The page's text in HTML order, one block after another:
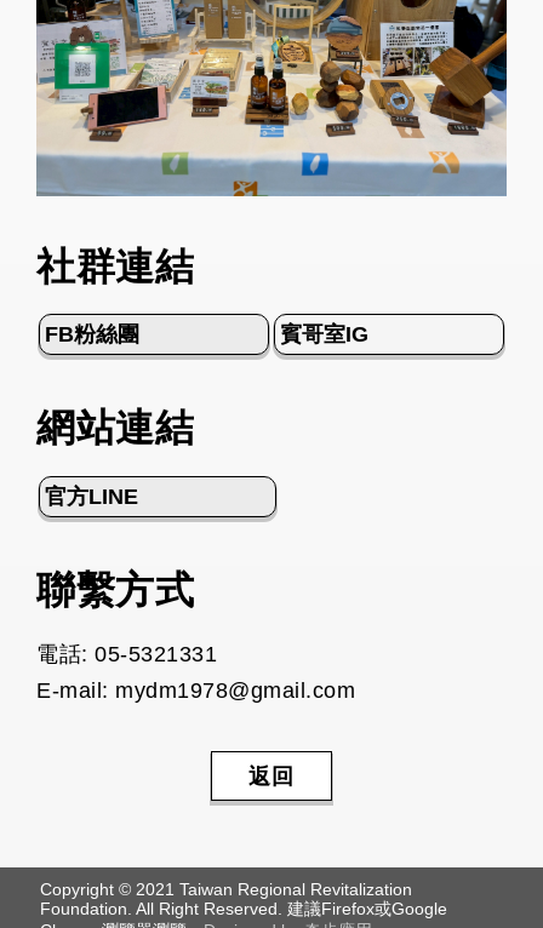
社群連結
FB粉絲團 賓哥室IG
網站連結
官方LINE
聯繫方式
電話: 05-5321331
E-mail: mydm1978@gmail.com
返回
Copyright © 2021 Taiwan Regional Revitalization
Foundation. All Right Reserved. 建議Firefox或Google